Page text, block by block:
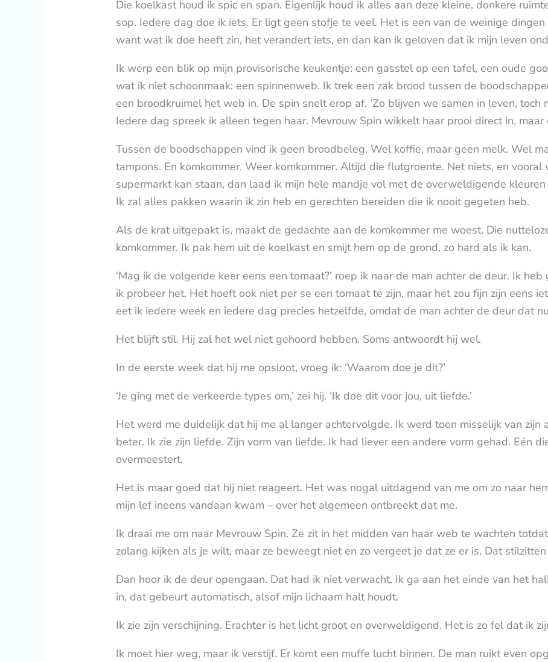
Die koelkast houd ik spic en span. Eigenlijk houd ik alles aan deze kleine, donkere
sop. Iedere dag doe ik iets. Er ligt geen stofje te veel. Het is een van de weinige
want wat ik doe heeft zin, het verandert iets, en dan kan ik geloven dat ik mijn leven
Ik werp een blik op mijn provisorische keukentje: een gasstel op een tafel, een oude
wat ik niet schoonmaak: een spinnenweb. Ik trek een zak brood tussen de
een broodkruimel het web in. De spin snelt erop af. ‘Zo blijven we samen in leven, toch
Iedere dag spreek ik alleen tegen haar. Mevrouw Spin wikkelt haar prooi direct in, maar
Tussen de boodschappen vind ik geen broodbeleg. Wel koffie, maar geen melk. Wel
tampons. En komkommer. Weer komkommer. Altijd die flutgroente. Net niets, en
supermarkt kan staan, dan laad ik mijn hele mandje vol met de overweldigende
Ik zal alles pakken waarin ik zin heb en gerechten bereiden die ik nooit gegeten heb.
Als de krat uitgepakt is, maakt de gedachte aan de komkommer me woest. Die
komkommer. Ik pak hem uit de koelkast en smijt hem op de grond, zo hard als ik kan.
‘Mag ik de volgende keer eens een tomaat?’ roep ik naar de man achter de deur. Ik
ik probeer het. Het hoeft ook niet per se een tomaat te zijn, maar het zou fijn zijn eens
eet ik iedere week en iedere dag precies hetzelfde, omdat de man achter de deur dat
Het blijft stil. Hij zal het wel niet gehoord hebben. Soms antwoordt hij wel.
In de eerste week dat hij me opsloot, vroeg ik: ‘Waarom doe je dit?’
‘Je ging met de verkeerde types om,’ zei hij. ‘Ik doe dit voor jou, uit liefde.’
Het werd me duidelijk dat hij me al langer achtervolgde. Ik werd toen misselijk van zijn
beter. Ik zie zijn liefde. Zijn vorm van liefde. Ik had liever een andere vorm gehad. Eén
overmeestert.
Het is maar goed dat hij niet reageert. Het was nogal uitdagend van me om zo naar
mijn lef ineens vandaan kwam – over het algemeen ontbreekt dat me.
Ik draai me om naar Mevrouw Spin. Ze zit in het midden van haar web te wachten
zolang kijken als je wilt, maar ze beweegt niet en zo vergeet je dat ze er is. Dat
Dan hoor ik de deur opengaan. Dat had ik niet verwacht. Ik ga aan het einde van het
in, dat gebeurt automatisch, alsof mijn lichaam halt houdt.
Ik zie zijn verschijning. Erachter is het licht groot en overweldigend. Het is zo fel dat ik
Ik moet hier weg, maar ik verstijf. Er komt een muffe lucht binnen. De man ruikt even